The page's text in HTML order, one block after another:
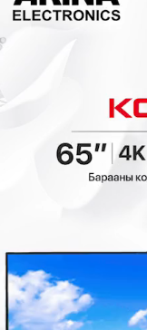
- 150,000₮